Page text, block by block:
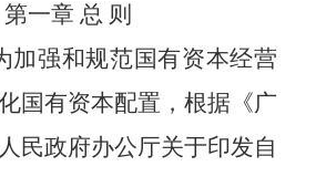
第一章 总 则
加强和规范国有资本经营
国有资本配置，根据《广
民政府办公厅关于印发自